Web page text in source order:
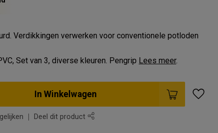
Verdikkingen verwerken voor conventionele potloden
Set van 3, diverse kleuren. Pengrip Lees meer.
In Winkelwagen
Deel dit product